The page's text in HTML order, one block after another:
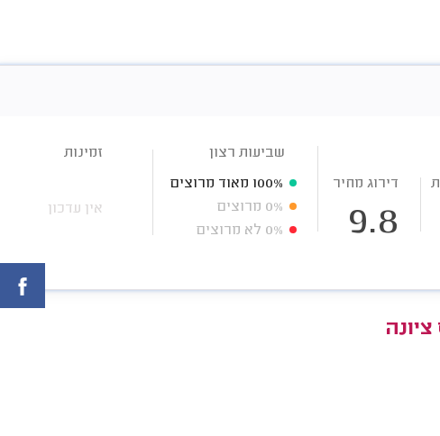
דירוג מחיר
9.8
שביעות רצון
100% מאוד מרוצים
0% מרוצים
0% לא מרוצים
זמינות
אין עדכון